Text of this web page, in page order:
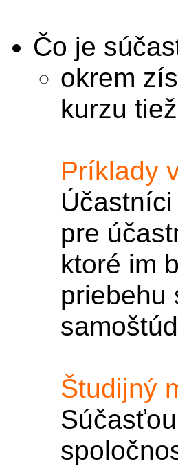
Čo je
okrem
kurzu
Príklady
pre
ktoré im
priebehu
Študijný